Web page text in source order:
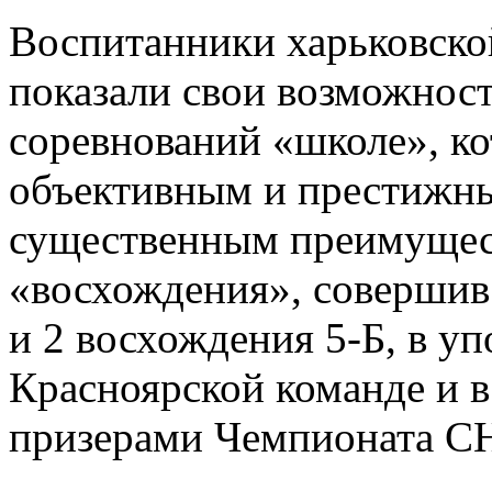
Воспитанники
показали свои
соревнований «школе»,
объективным и
существенным
«восхождения»,
и 2 восхождения 5-Б, в
Красноярской команде и
призерами Чемпионата